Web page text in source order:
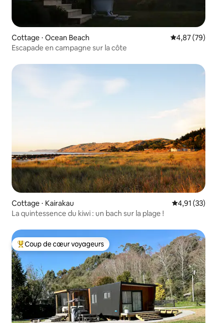
Cottage ⋅ Ocean Beach Évaluation
4,87 (79)
Escapade en campagne sur la côte
Cottage ⋅ Kairakau Évaluation
4,91 (33)
La quintessence du kiwi : un bach sur la plage !
Coups de cœur voyageurs les plus appréciés
Coup de cœur voyageurs